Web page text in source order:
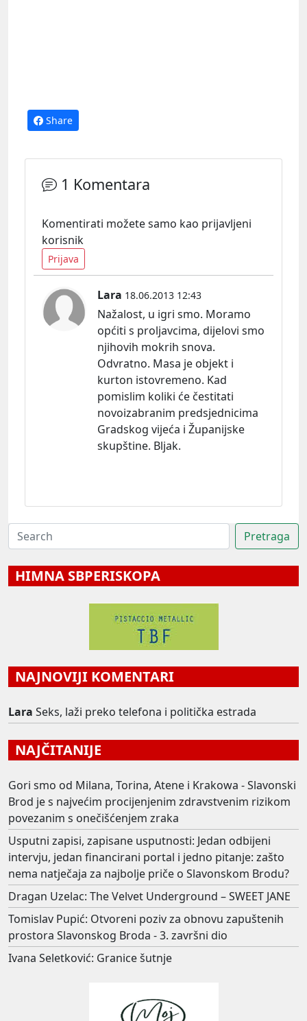
Share
1 Komentara
Komentirati možete samo kao prijavljeni
korisnik
Prijava
Lara 18.06.2013 12:43
Nažalost, u igri smo. Moramo
općiti s proljavcima, dijelovi smo
njihovih mokrih snova.
Odvratno. Masa je objekt i
kurton istovremeno. Kad
pomislim koliki će čestitati
novoizabranim predsjednicima
Gradskog vijeća i Županijske
skupštine. Bljak.
HIMNA SBPERISKOPA
NAJNOVIJI KOMENTARI
Lara Seks, laži preko telefona i politička estrada
NAJČITANIJE
Gori smo od Milana, Torina, Atene i Krakowa - Slavonski
Brod je s najvećim procijenjenim zdravstvenim rizikom
povezanim s onečišćenjem zraka
Usputni zapisi, zapisane usputnosti: Jedan odbijeni
intervju, jedan financirani portal i jedno pitanje: zašto
nema natječaja za najbolje priče o Slavonskom Brodu?
Dragan Uzelac: The Velvet Underground – SWEET JANE
Tomislav Pupić: Otvoreni poziv za obnovu zapuštenih
prostora Slavonskog Broda - 3. završni dio
Ivana Seletković: Granice šutnje